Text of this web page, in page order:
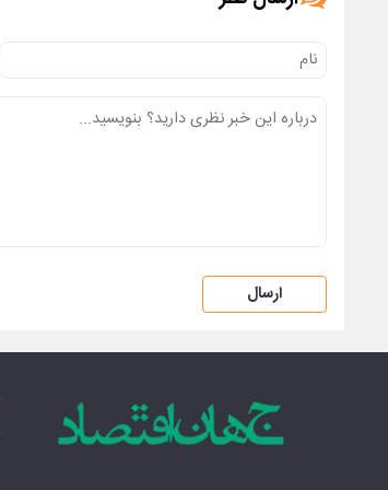
ارسال